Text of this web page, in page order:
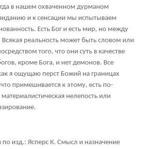
в нашем охваченном дурманом
и к сенсации мы испытываем
Есть Бог и есть мир, но между
Всякая реальность может быть словом или
того, что они суть в качестве
кроме Бога, и нет демонов. Все
я ощущаю перст Божий на границах
примешивается к этому, есть по-
нелепость или
по изд.: Ясперс К. Смысл и назначение